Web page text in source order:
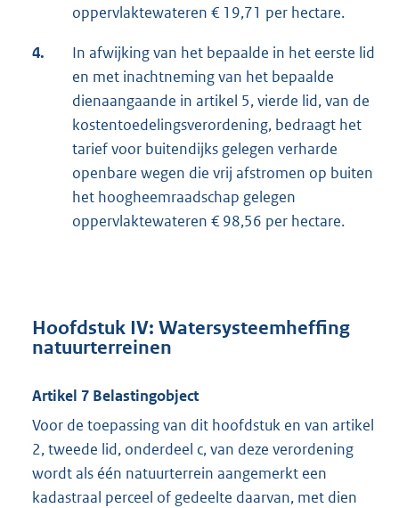
oppervlaktewateren € 19,71 per hectare.
4.
In afwijking van het bepaalde in het eerste lid
en met inachtneming van het bepaalde
dienaangaande in artikel 5, vierde lid, van de
kostentoedelingsverordening, bedraagt het
tarief voor buitendijks gelegen verharde
openbare wegen die vrij afstromen op buiten
het hoogheemraadschap gelegen
oppervlaktewateren € 98,56 per hectare.
Hoofdstuk IV: Watersysteemheffing
natuurterreinen
Artikel 7 Belastingobject
Voor de toepassing van dit hoofdstuk en van artikel
2, tweede lid, onderdeel c, van deze verordening
wordt als één natuurterrein aangemerkt een
kadastraal perceel of gedeelte daarvan, met dien